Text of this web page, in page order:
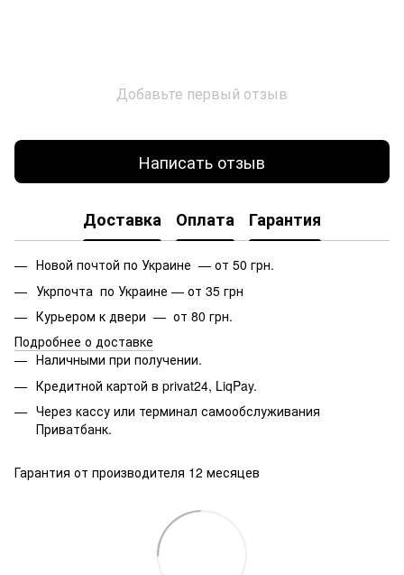
Добавьте первый отзыв
Написать отзыв
Доставка Оплата Гарантия
Новой почтой по Украине — от 50 грн.
Укрпочта по Украине — от 35 грн
Курьером к двери — от 80 грн.
Подробнее о доставке
Наличными при получении.
Кредитной картой в privat24, LiqPay.
Через кассу или терминал самообслуживания
Приватбанк.
Гарантия от производителя 12 месяцев